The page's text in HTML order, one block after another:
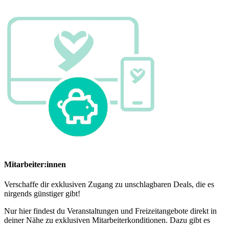
Mitarbeiter:innen
Verschaffe dir exklusiven Zugang zu unschlagbaren Deals, die es
nirgends günstiger gibt!
Nur hier findest du Veranstaltungen und Freizeitangebote direkt in
deiner Nähe zu exklusiven Mitarbeiterkonditionen. Dazu gibt es